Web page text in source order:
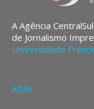
A Agência
de Jornalismo
Universidade
ADM